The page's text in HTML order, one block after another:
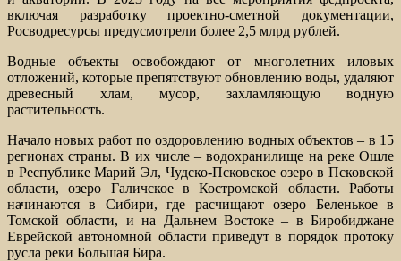
включая разработку проектно-сметной документации,
Росводресурсы предусмотрели более 2,5 млрд рублей.
Водные объекты освобождают от многолетних иловых
отложений, которые препятствуют обновлению воды, удаляют
древесный хлам, мусор, захламляющую водную
растительность.
Начало новых работ по оздоровлению водных объектов – в 15
регионах страны. В их числе – водохранилище на реке Ошле
в Республике Марий Эл, Чудско-Псковское озеро в Псковской
области, озеро Галичское в Костромской области. Работы
начинаются в Сибири, где расчищают озеро Беленькое в
Томской области, и на Дальнем Востоке – в Биробиджане
Еврейской автономной области приведут в порядок протоку
русла реки Большая Бира.